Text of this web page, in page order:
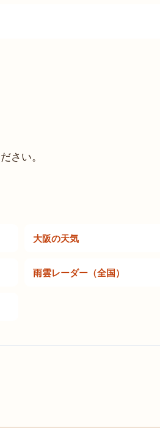
さい。
大阪の天気
雨雲レーダー（全国）